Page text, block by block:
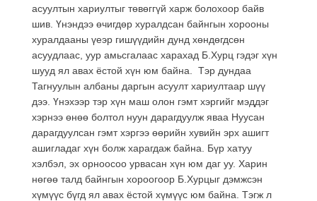
асуултын хариултыг төвөггүй харж болохоор байв
шив. Үнэндээ өчигдөр хуралдсан байнгын хорооны
хуралдааны үеэр гишүүдийн дунд хөндөгдсөн
асуудлаас, уур амьсгалаас харахад Б.Хурц гэдэг хүн
шууд ял авах ёстой хүн юм байна. Тэр дундаа
Тагнуулын албаны даргын асуулт хариултаар шүү
дээ. Үнэхээр тэр хүн маш олон гэмт хэргийг мэддэг
хэрнээ өнөө болтол нуун дарагдуулж яваа Нуусан
дарагдуулсан гэмт хэргээ өөрийн хувийн эрх ашигт
ашигладаг хүн болж харагдаж байна. Бүр хатуу
хэлбэл, эх орноосоо урвасан хүн юм даг уу. Харин
нөгөө талд байнгын хороогоор Б.Хурцыг дэмжсэн
хүмүүс бүгд ял авах ёстой хүмүүс юм байна. Тэгж л